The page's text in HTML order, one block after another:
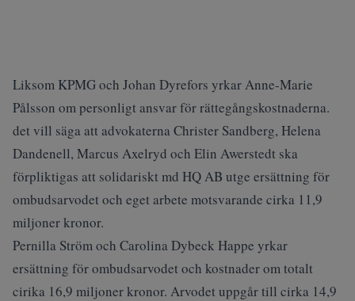
Liksom KPMG och Johan Dyrefors yrkar Anne-Marie
Pålsson om personligt ansvar för rättegångskostnaderna.
det vill säga att advokaterna Christer Sandberg, Helena
Dandenell, Marcus Axelryd och Elin Awerstedt ska
förpliktigas att solidariskt md HQ AB utge ersättning för
ombudsarvodet och eget arbete motsvarande cirka 11,9
miljoner kronor.
Pernilla Ström och Carolina Dybeck Happe yrkar
ersättning för ombudsarvodet och kostnader om totalt
cirika 16,9 miljoner kronor. Arvodet uppgår till cirka 14,9